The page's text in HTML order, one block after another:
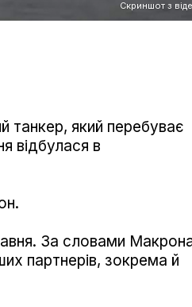
Скриншот з
танкер, який перебуває
відбулася в
За словами
партнерів, зокрема й